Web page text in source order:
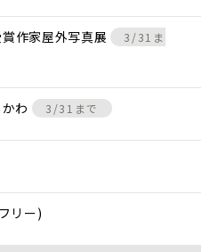
作家屋外写真展
3/31ま
わ 3/31まで
リー)